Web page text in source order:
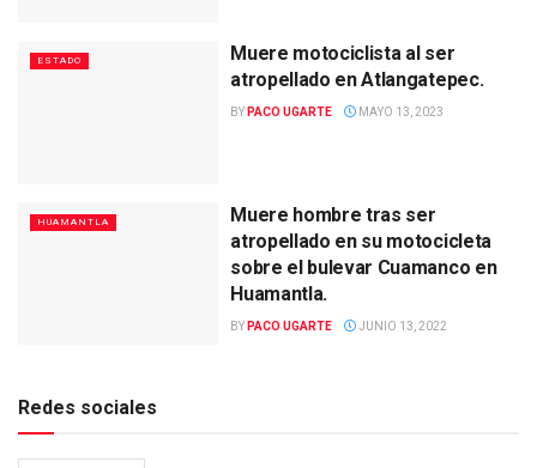
ESTADO
Muere motociclista al ser
atropellado en Atlangatepec.
BY PACO UGARTE MAYO 13, 2023
HUAMANTLA
Muere hombre tras ser
atropellado en su motocicleta
sobre el bulevar Cuamanco en
Huamantla.
BY PACO UGARTE JUNIO 13, 2022
Redes sociales